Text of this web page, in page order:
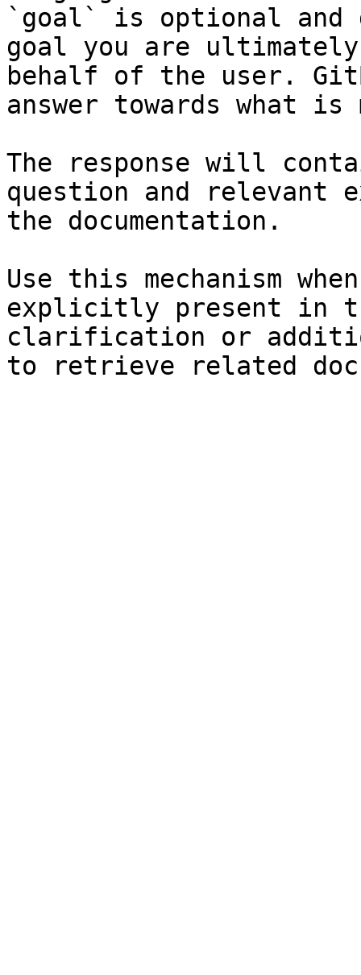
`goal` is optional and
goal you are
behalf of the user.
answer towards what
The response will
question and relevant
the documentation.
Use this mechanism
explicitly present in
clarification or